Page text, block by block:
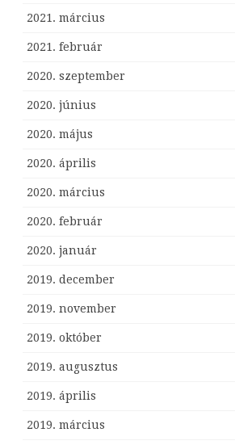
2021. március
2021. február
2020. szeptember
2020. június
2020. május
2020. április
2020. március
2020. február
2020. január
2019. december
2019. november
2019. október
2019. augusztus
2019. április
2019. március